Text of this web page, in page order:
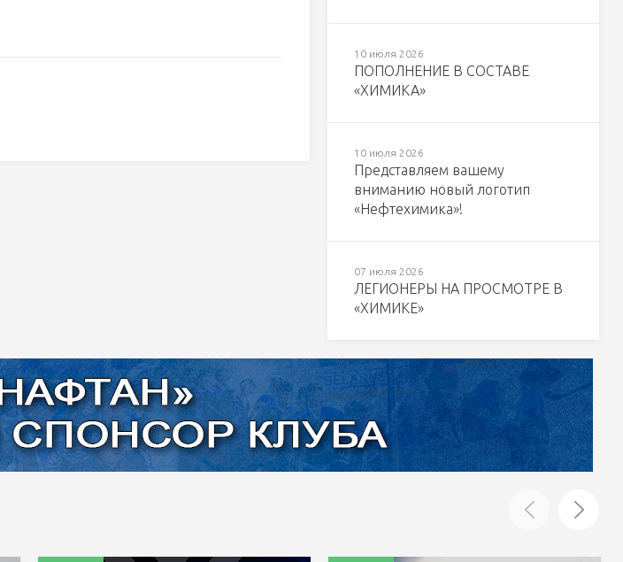
10 июля 2026
ПОПОЛНЕНИЕ В СОСТАВЕ
«ХИМИКА»
10 июля 2026
Представляем вашему
вниманию новый логотип
«Нефтехимика»!
07 июля 2026
ЛЕГИОНЕРЫ НА ПРОСМОТРЕ В
«ХИМИКЕ»